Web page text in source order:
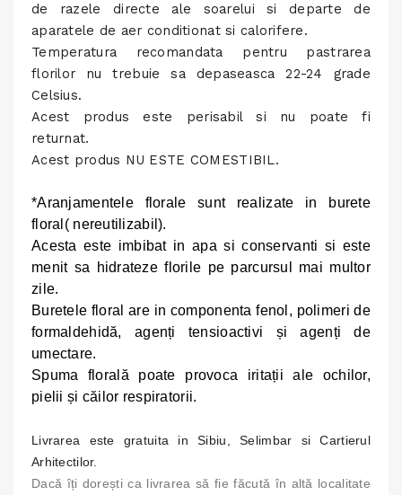
de razele directe ale soarelui si departe de
aparatele de aer conditionat si calorifere.
Temperatura recomandata pentru pastrarea
florilor nu trebuie sa depaseasca 22-24 grade
Celsius.
Acest produs este perisabil si nu poate fi
returnat.
Acest produs NU ESTE COMESTIBIL.
*Aranjamentele florale sunt realizate in burete
floral( nereutilizabil).
Acesta este imbibat in apa si conservanti si este
menit sa hidrateze florile pe parcursul mai multor
zile.
Buretele floral are in componenta fenol, polimeri de
formaldehidă, agenți tensioactivi și agenți de
umectare.
Spuma florală poate provoca iritații ale ochilor,
pielii și căilor respiratorii.
Livrarea este gratuita in Sibiu, Selimbar si Cartierul
Arhitectilor.
Dacă îți dorești ca livrarea să fie făcută în altă localitate